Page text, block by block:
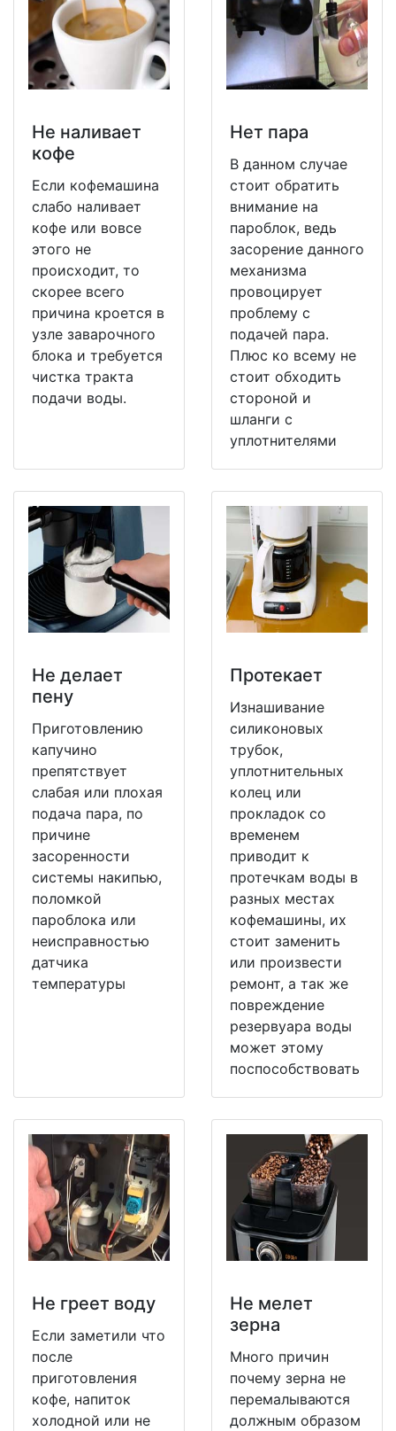
Не наливает
кофе
Если кофемашина
слабо наливает
кофе или вовсе
этого не
происходит, то
скорее всего
причина кроется в
узле заварочного
блока и требуется
чистка тракта
подачи воды.
Нет пара
В данном случае
стоит обратить
внимание на
пароблок, ведь
засорение данного
механизма
провоцирует
проблему с
подачей пара.
Плюс ко всему не
стоит обходить
стороной и
шланги с
уплотнителями
Не делает
пену
Приготовлению
капучино
препятствует
слабая или плохая
подача пара, по
причине
засоренности
системы накипью,
поломкой
пароблока или
неисправностью
датчика
температуры
Протекает
Изнашивание
силиконовых
трубок,
уплотнительных
колец или
прокладок со
временем
приводит к
протечкам воды в
разных местах
кофемашины, их
стоит заменить
или произвести
ремонт, а так же
повреждение
резервуара воды
может этому
поспособствовать
Не греет воду
Если заметили что
после
приготовления
кофе, напиток
холодной или не
Не мeлет
зерна
Много причин
почему зерна не
перемалываются
должным образом